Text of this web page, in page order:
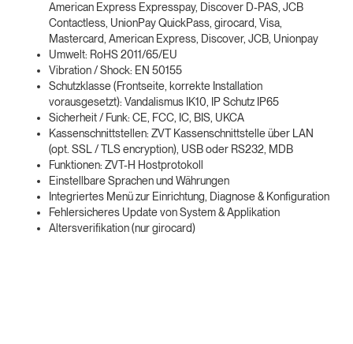
American Express Expresspay, Discover D-PAS, JCB
Contactless, UnionPay QuickPass, girocard, Visa,
Mastercard, American Express, Discover, JCB, Unionpay
Umwelt: RoHS 2011/65/EU
Vibration / Shock: EN 50155
Schutzklasse (Frontseite, korrekte Installation
vorausgesetzt): Vandalismus IK10, IP Schutz IP65
Sicherheit / Funk: CE, FCC, IC, BIS, UKCA
Kassenschnittstellen: ZVT Kassenschnittstelle über LAN
(opt. SSL / TLS encryption), USB oder RS232, MDB
Funktionen: ZVT-H Hostprotokoll
Einstellbare Sprachen und Währungen
Integriertes Menü zur Einrichtung, Diagnose & Konfiguration
Fehlersicheres Update von System & Applikation
Altersverifikation (nur girocard)